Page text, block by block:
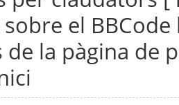
el
de la pàgina de